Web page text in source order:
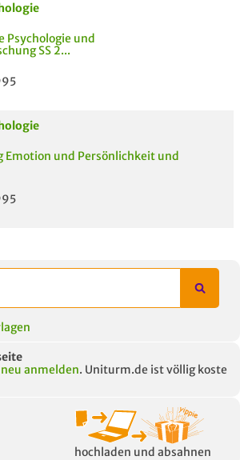
TITEL DER
UNTERLAGE
Psychologie und
SS 2...
Emotion und Persönlichkeit und
neu anmelden. Uniturm.de ist völlig koste
hochladen und absahnen